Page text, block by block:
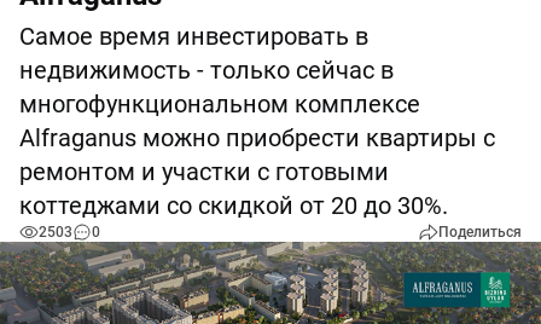
Самое время инвестировать в
недвижимость - только сейчас в
многофункциональном комплексе
Alfraganus можно приобрести квартиры с
ремонтом и участки с готовыми
коттеджами со скидкой от 20 до 30%.
2503 0 Поделиться